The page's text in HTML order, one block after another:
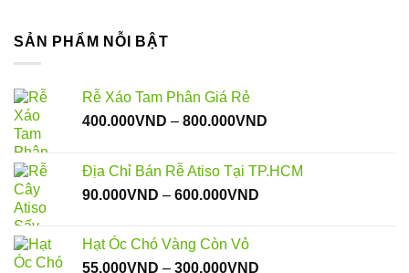
SẢN PHẨM NỖI BẬT
Rễ Xáo Tam Phân Giá Rẻ
400.000VND – 800.000VND
400.000VND
Địa Chỉ Bán Rễ Atiso Tại TP.HCM
90.000VND – 600.000VND
Hạt Óc Chó Vàng Còn Vỏ
55.000VND – 300.000VND